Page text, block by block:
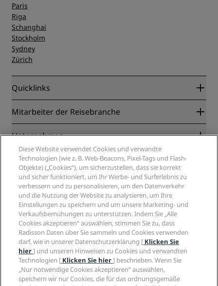
Paris
Riga
Schanghai
Stockholm
Sydney
Zürich
Quicklinks
Radisson Rewards
Blog
Neue und aufstrebende Hotels
Radisson Hotels APP
„Sports Approved“-Hotels
Familienfreundliche Hotels
Gesundheit & Sicherheit
Mitarbeiter der Reisebranche
Partner
Reisebüros
Unternehmen
Radisson Hotel Group
Medien
Karriere RHG
Karriere PPHE
Karrieren EHL
The Club by RHG
Entwicklungsmöglichkeiten
Responsible Business – Unser Engagement
Einkauf
Rechtliches
Privacy Centre
Rechtliche Hinweise
Radisson Rewards Geschäftsbedingungen
Website-Nutzungsvereinbarung
Digitale Barrierefreiheit
Moderne Sklaverei – Erklärung
Hilfe
Verbrauchermeldungen
Kontakt
FAQ
Inhaltsübersicht
Soziale Medien
Marken von Radisson Hotels
Diese Website verwendet Cookies und verwandte
Technologien (wie z. B. Web-Beacons, Pixel-Tags und Flash-
Objekte) („Cookies“), um sicherzustellen, dass sie korrekt
und sicher funktioniert, um Ihr Werbe- und Surferlebnis zu
verbessern und zu personalisieren, um den Datenverkehr
und die Nutzung der Website zu analysieren, um Ihre
Einstellungen zu speichern und um unsere Marketing- und
Verkaufsbemühungen zu unterstützen. Indem Sie „Alle
Cookies akzeptieren“ auswählen, stimmen Sie zu, dass
Radisson Daten über Sie sammeln und Cookies verwenden
darf, wie in unserer Datenschutzerklärung [ Klicken Sie
hier] und unseren Hinweisen zu Cookies und verwandten
Technologien [ Klicken Sie hier] beschrieben. Wenn Sie
„Nur notwendige Cookies akzeptieren“ auswählen,
speichern wir nur Cookies, die für das ordnungsgemäße